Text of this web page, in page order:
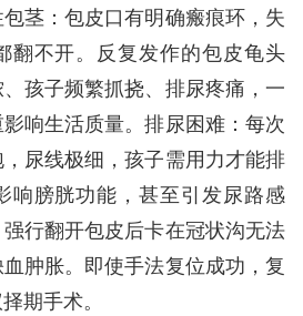
茎：包皮口有明确瘢痕环，失
翻不开。反复发作的包皮龟头
孩子频繁抓挠、排尿疼痛，一
响生活质量。排尿困难：每次
尿线极细，孩子需用力才能排
响膀胱功能，甚至引发尿路感
行翻开包皮后卡在冠状沟无法
肿胀。即使手法复位成功，复
期手术。